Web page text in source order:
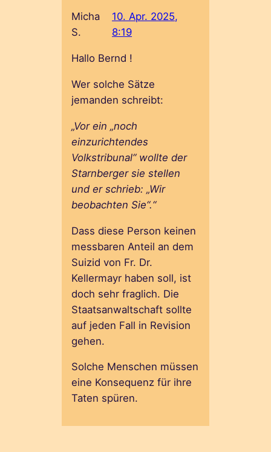
Micha
S.
10. Apr. 2025,
8:19
Hallo Bernd !
Wer solche Sätze
jemanden schreibt:
„Vor ein „noch
einzurichtendes
Volkstribunal“ wollte der
Starnberger sie stellen
und er schrieb: „Wir
beobachten Sie“.“
Dass diese Person keinen
messbaren Anteil an dem
Suizid von Fr. Dr.
Kellermayr haben soll, ist
doch sehr fraglich. Die
Staatsanwaltschaft sollte
auf jeden Fall in Revision
gehen.
Solche Menschen müssen
eine Konsequenz für ihre
Taten spüren.